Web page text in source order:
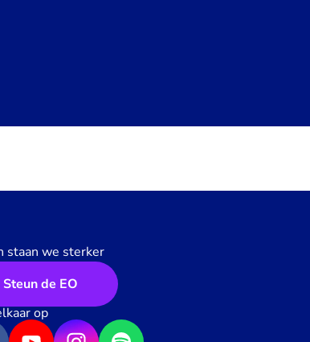
staan we sterker
Steun de EO
op